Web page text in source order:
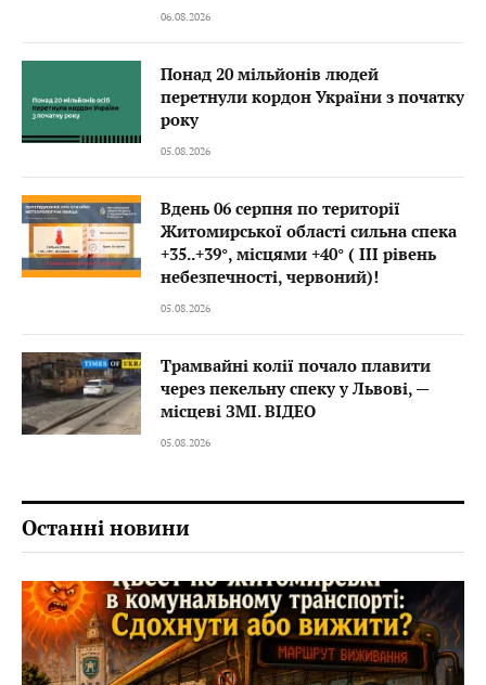
06.08.2026
Понад 20 мільйонів людей
перетнули кордон України з початку
року
05.08.2026
Вдень 06 серпня по території
Житомирської області сильна спека
+35..+39°, місцями +40° ( III рівень
небезпечності, червоний)!
05.08.2026
Трамвайні колії почало плавити
через пекельну спеку у Львові, —
місцеві ЗМІ. ВІДЕО
05.08.2026
Останні новини